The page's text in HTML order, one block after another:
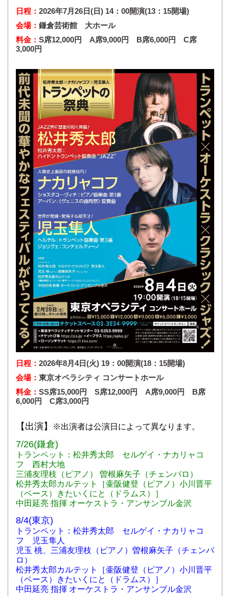
日程： 2026年7月26日(日) 14：00開演(13：15開場)
会場： 鎌倉芸術館 大ホール
料金： S席12,000円 A席9,000円 B席6,000円 C席
3,000円
日程： 2026年8月4日(火) 19：00開演(18：15開場)
会場： 東京オペラシティ コンサートホール
料金： SS席15,000円 S席12,000円 A席9,000円 B席
6,000円 C席3,000円
【出演】 ※出演者は公演日によって異なります。
7/26(鎌倉)
トランペット：松井秀太郎 セルゲイ・ナカリャコ
フ 西村大地
三浦友理枝（ピアノ） 曽根麻矢子（チェンバロ）
松井秀太郎カルテット［壷阪健登（ピアノ）小川晋平
（ベース）きたいくにと（ドラムス）］
中田延亮 指揮 オーケストラ・アンサンブル金沢
8/4(東京)
トランペット：松井秀太郎 セルゲイ・ナカリャコ
フ 児玉隼人
児玉 桃、三浦友理枝（ピアノ）曽根麻矢子（チェンバ
ロ）
松井秀太郎カルテット［壷阪健登（ピアノ）小川晋平
（ベース）きたいくにと（ドラムス）］
中田延亮 指揮 オーケストラ・アンサンブル金沢